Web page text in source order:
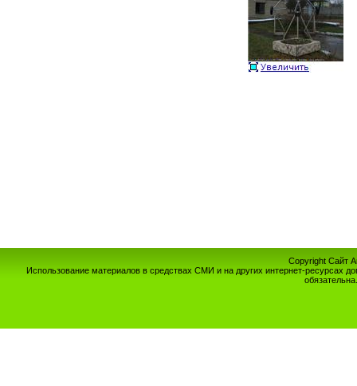
Copyright Сайт
Использование материалов в средствах СМИ и на других интернет-ресурсах
обязательна.